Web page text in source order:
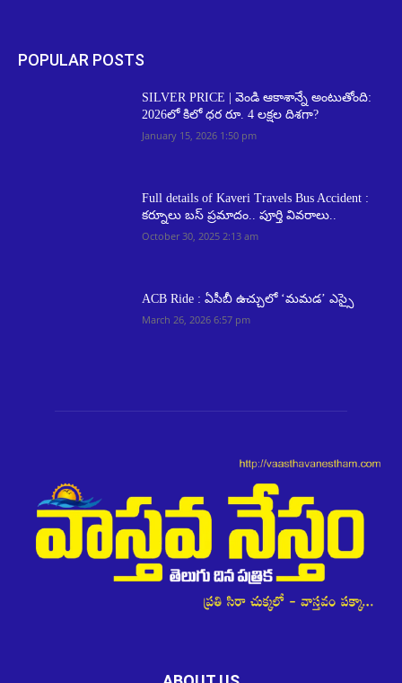
POPULAR POSTS
SILVER PRICE | వెండి ఆకాశాన్నే అంటుతోంది:
2026లో కిలో ధర రూ. 4 లక్షల దిశగా?
January 15, 2026 1:50 pm
Full details of Kaveri Travels Bus Accident :
కర్నూలు బస్ ప్రమాదం.. పూర్తి వివరాలు..
October 30, 2025 2:13 am
ACB Ride : ఏసీబీ ఉచ్చులో ‘మమడ’ ఎస్సై
March 26, 2026 6:57 pm